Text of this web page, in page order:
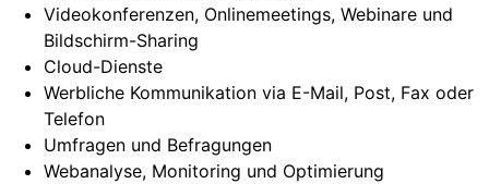
Videokonferenzen, Onlinemeetings, Webinare und
Bildschirm-Sharing
Cloud-Dienste
Werbliche Kommunikation via E-Mail, Post, Fax oder
Telefon
Umfragen und Befragungen
Webanalyse, Monitoring und Optimierung